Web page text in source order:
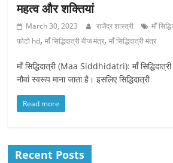
महत्व और शक्तियां
March 30, 2023 राजेंद्र शास्त्री माँ
फोटो hd,माँ सिद्धिदात्री बीज मंत्र,माँ सिद्धिदात्री मंत्र
माँ सिद्धिदात्री (Maa Siddhidatri): माँ
नौवां स्वरूप माना जाता है। इसलिए सिद्धिदात्री
Read more
Recent Posts